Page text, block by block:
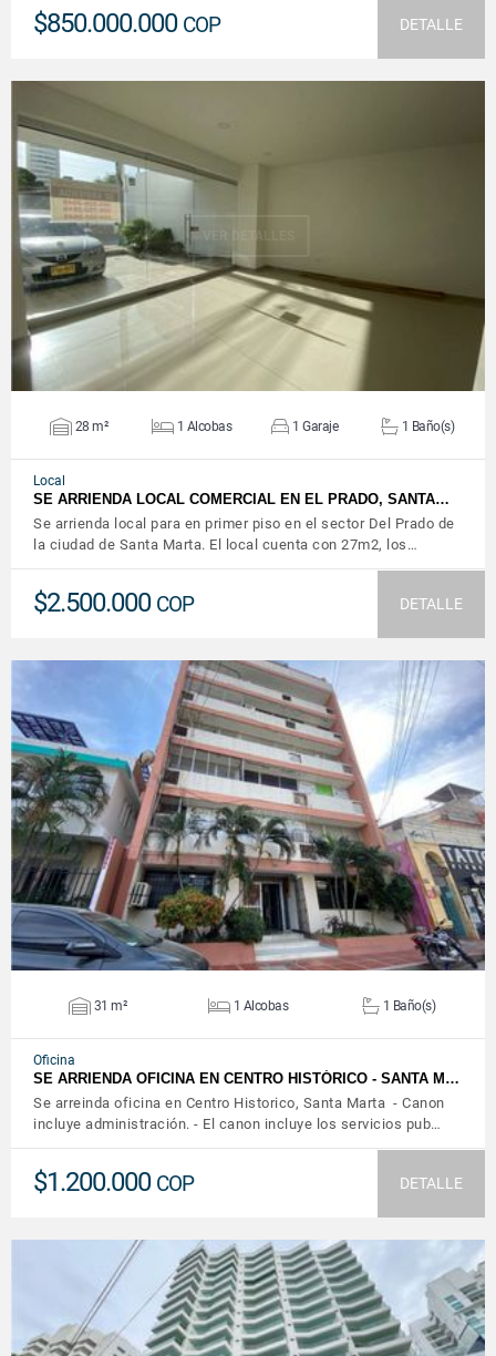
$850.000.000 COP DETALLE
28 m² 1 Alcobas 1 Garaje 1 Baño(s)
Local
SE ARRIENDA LOCAL COMERCIAL EN EL PRADO, SANTA…
Se arrienda local para en primer piso en el sector Del Prado de
la ciudad de Santa Marta. El local cuenta con 27m2, los…
$2.500.000 COP DETALLE
VER DETALLES
31 m² 1 Alcobas 1 Baño(s)
Oficina
SE ARRIENDA OFICINA EN CENTRO HISTÓRICO - SANTA M…
Se arreinda oficina en Centro Historico, Santa Marta - Canon
incluye administración. - El canon incluye los servicios pub…
$1.200.000 COP DETALLE